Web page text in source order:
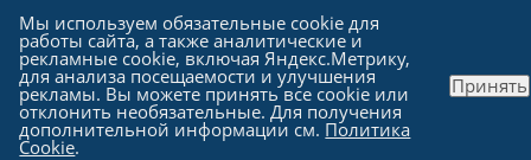
Каталог - Компьютеры в Москве
Мы используем обязательные cookie для
работы сайта, а также аналитические и
рекламные cookie, включая Яндекс.Метрику,
для анализа посещаемости и улучшения
рекламы. Вы можете принять все cookie или
отклонить необязательные. Для получения
дополнительной информации см. Политика
Cookie.
Принять